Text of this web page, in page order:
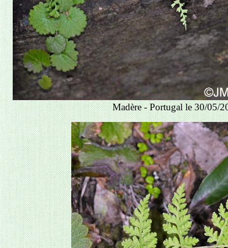
Madère - Portugal le 30/05/